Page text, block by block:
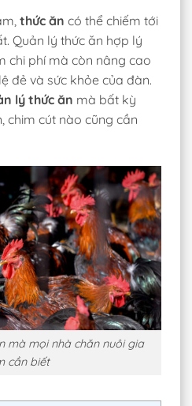
thức ăn có thể chiếm tới
Quản lý thức ăn hợp lý
chi phí mà còn nâng cao
đẻ và sức khỏe của đàn.
lý thức ăn mà bất kỳ
chim cút nào cũng cần
mà mọi nhà chăn nuôi gia
cần biết